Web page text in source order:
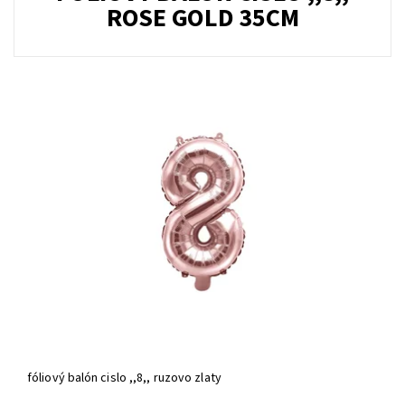
ROSE GOLD 35CM
fóliový balón cislo ,,8,, ruzovo zlaty